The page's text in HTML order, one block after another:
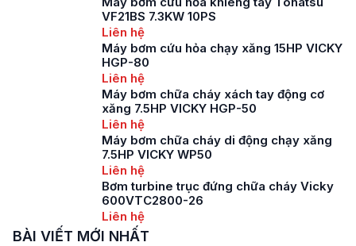
VF21BS 7.3KW 10PS
Liên hệ
Máy bơm cứu hỏa chạy xăng 15HP VICKY
HGP-80
Liên hệ
Máy bơm chữa cháy xách tay động cơ
xăng 7.5HP VICKY HGP-50
Liên hệ
Máy bơm chữa cháy di động chạy xăng
7.5HP VICKY WP50
Liên hệ
Bơm turbine trục đứng chữa cháy Vicky
600VTC2800-26
Liên hệ
BÀI VIẾT MỚI NHẤT